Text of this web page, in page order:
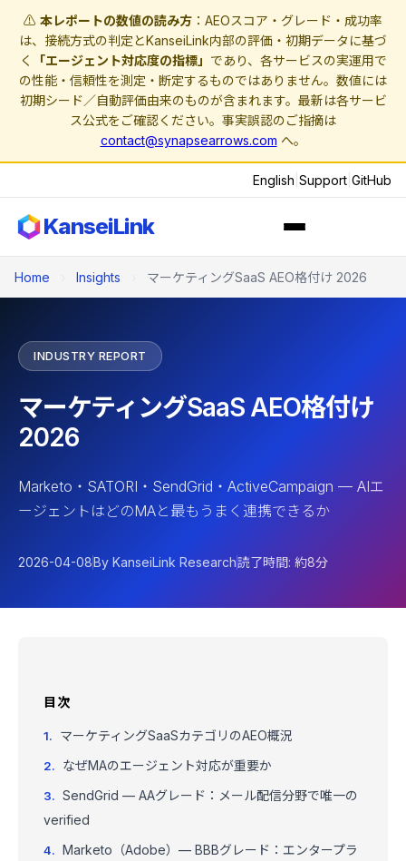
⚠️ 本レポートの数値の読み方 ：AEOスコア・グレード・成功率
は、接続方式の判定とKanseiLink内部の評価・初期データに基づ
く
「エージェント対応度の指標」 であり、各サービスの実運用で
の性能・信頼性を測定・断定するものではありません。数値には
初期シード／自動評価由来のものが含まれます。最新は各サービ
ス公式をご確認ください。事実誤認のご指摘は
contact@synapsearrows.com へ。
English Support GitHub
KanseiLink
Home Insights マーケティングSaaS AEO格付け 2026
INDUSTRY REPORT
マーケティングSaaS AEO格付け
2026
Marketo・SATORI・SendGrid・ActiveCampaign — AIエ
ージェントはどのMAと最もうまく連携できるか
2026-04-08By KanseiLink Research読了時間: 約8分
目次
マーケティングSaaSカテゴリのAEO概況
なぜMAのエージェント対応が重要か
SendGrid — AAグレード：メール配信分野で唯一の
verified
Marketo（Adobe）— BBBグレード：エンタープラ